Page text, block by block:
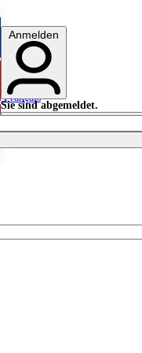
English
Français
Anmelden
Sie sind abgemeldet.
Anmelden
Licht aus